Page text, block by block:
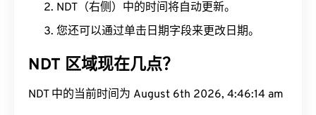
NDT（右侧）中的时间将自动更新。
您还可以通过单击日期字段来更改日期。
NDT 区域现在几点？
NDT 中的当前时间为 August 6th 2026, 4:46:15 am